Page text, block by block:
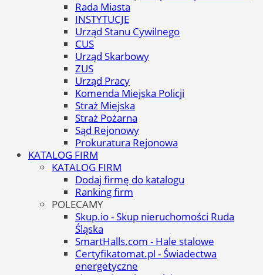
Rada Miasta
INSTYTUCJE
Urząd Stanu Cywilnego
CUS
Urząd Skarbowy
ZUS
Urząd Pracy
Komenda Miejska Policji
Straż Miejska
Straż Pożarna
Sąd Rejonowy
Prokuratura Rejonowa
KATALOG FIRM
KATALOG FIRM
Dodaj firmę do katalogu
Ranking firm
POLECAMY
Skup.io - Skup nieruchomości Ruda
Śląska
SmartHalls.com - Hale stalowe
Certyfikatomat.pl - Świadectwa
energetyczne